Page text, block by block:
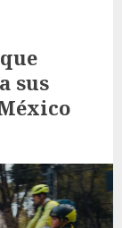
sus